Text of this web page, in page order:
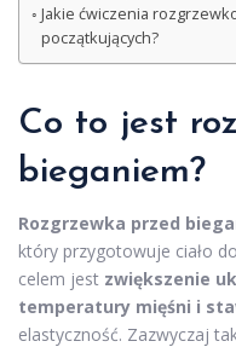
Jakie ćwiczenia
początkujących?
Co to jest
bieganiem?
Rozgrzewka przed
który przygotowuje ciało
celem jest zwiększenie
temperatury mięśni i
elastyczność. Zazwyczaj